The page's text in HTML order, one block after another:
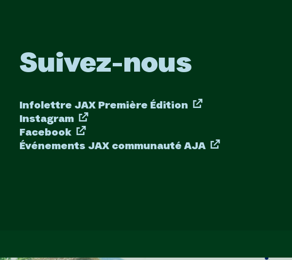
Suivez-nous
Infolettre JAX Première Édition
Instagram
Facebook
Événements JAX communauté AJA